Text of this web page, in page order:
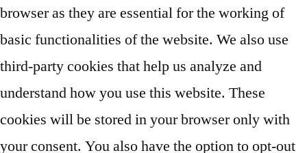
browser as they are essential for the working of
basic functionalities of the website. We also use
third-party cookies that help us analyze and
understand how you use this website. These
cookies will be stored in your browser only with
your consent. You also have the option to opt-out